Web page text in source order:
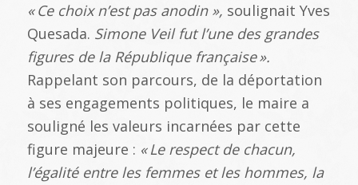
«Ce choix n’est pas anodin », soulignait Yves
Quesada. Simone Veil fut l’une des grandes
figures de la République française».
Rappelant son parcours, de la déportation
à ses engagements politiques, le maire a
souligné les valeurs incarnées par cette
figure majeure : «Le respect de chacun,
l’égalité entre les femmes et les hommes, la